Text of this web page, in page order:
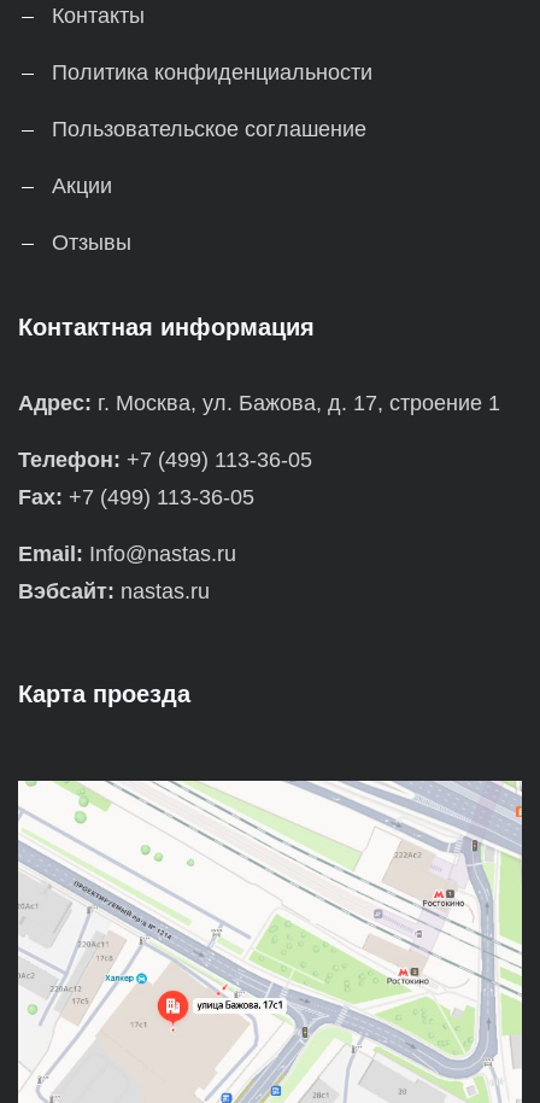
Контакты
Политика конфиденциальности
Пользовательское соглашение
Акции
Отзывы
Контактная информация
Адрес: г. Москва, ул. Бажова, д. 17, строение 1
Телефон: +7 (499) 113-36-05
Fax: +7 (499) 113-36-05
Email: Info@nastas.ru
Вэбсайт: nastas.ru
Карта проезда